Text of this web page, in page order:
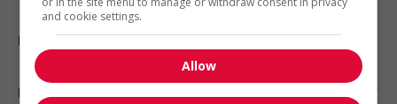
Emplois par type
Nos suggestions
and cookie settings.
Allow